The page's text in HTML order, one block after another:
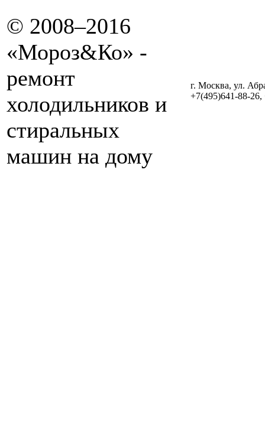
© 2008–2016
«Мороз&Ко» -
ремонт
холодильников и
стиральных
машин на дому
г. Москва, ул.
+7(495)641-88-26,